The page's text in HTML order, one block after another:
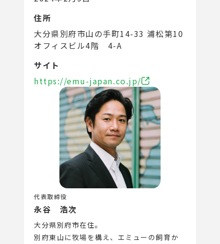
住所
大分県別府市山の手町14-33 浦松第10
オフィスビル4階 4-A
サイト
https://emu-japan.co.jp/
代表取締役
永谷 浩次
大分県別府市在住。
別府東山に牧場を構え、エミューの飼育か